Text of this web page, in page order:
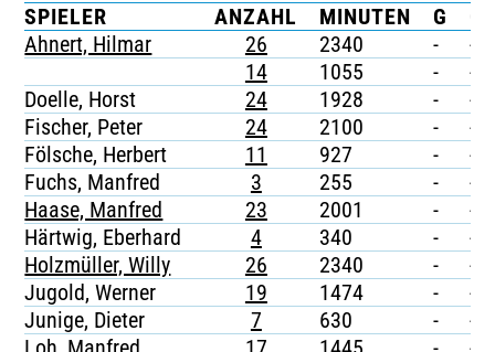
TICKETING
SPIELER
ANZAHL MINUTEN G
Ahnert, Hilmar
26 2340 -
-
14
1055 -
-
Doelle, Horst
24 1928 -
-
Fischer, Peter
24 2100 -
-
Fölsche, Herbert
11 927 -
-
Fuchs, Manfred
3 255 -
-
Haase, Manfred
23 2001 -
-
Härtwig, Eberhard
4 340 -
-
Holzmüller, Willy
26 2340 -
-
Jugold, Werner
19 1474 -
-
Junige, Dieter
7 630 -
-